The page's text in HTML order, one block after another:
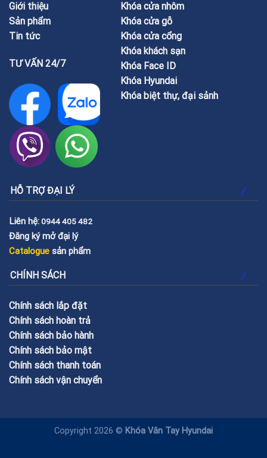
Giới thiệu
Sản phẩm
Tin tức
TƯ VẤN 24/7
Khóa cửa nhôm
Khóa cửa gỗ
Khóa cửa cổng
Khóa khách sạn
Khóa Face ID
Khóa Hyundai
Khóa biệt thự, đại sảnh
HỖ TRỢ ĐẠI LÝ
Liên hệ:0944 405 482
Đăng ký mở đại lý
Catalogue sản phẩm
CHÍNH SÁCH
Chính sách lắp đặt
Chính sách hoàn trả
Chính sách bảo hành
Chính sách bảo mật
Chính sách thanh toán
Chính sách vận chuyển
Copyright 2026 © Khóa Vân Tay Hyundai